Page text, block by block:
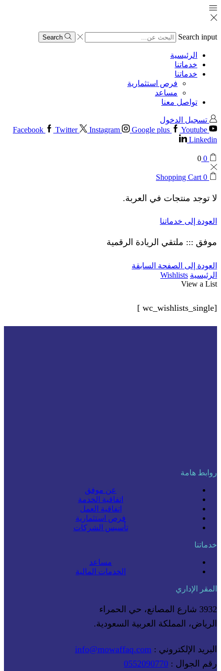
Search input
Search
الرئيسية
خدماتنا
خدماتنا
فرص استثمارية
مساعد
تواصل معنا
تسجيل الدخول
Facebook
Twitter Instagram Google plus
Youtube
Linkedin
0
0
0
Shopping Cart
لا توجد منتجات في العربة.
العودة إلى خدماتنا
موفق ::: ملتقي الريادة الرقمية
العودة إلى الصفحة السابقة
الرئيسية Wishlists
View a List
[wc_wishlists_single ]
روابط هامة
عن موفق
اتفاقية الخدمة
اتفاقية العمل
فرص استثمارية
تأسيس الشركات
خدماتنا
مساعد
الخدمات المالية
المقر الإداري
3932 شارع المصانع، حي الحمراء
الرياض، المملكة العربية السعودية.
البريد الإلكتروني : info@mowaffaq.com
رقم الجوال : 0552090770